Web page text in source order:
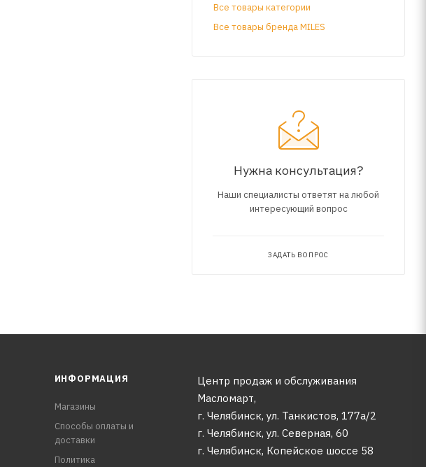
Все товары категории
Все товары бренда MILES
Нужна консультация?
Наши специалисты ответят на любой
интересующий вопрос
ЗАДАТЬ ВОПРОС
ИНФОРМАЦИЯ
Магазины
Способы оплаты и
доставки
Политика
Центр продаж и обслуживания
Масломарт,
г. Челябинск, ул. Танкистов, 177а/2
г. Челябинск, ул. Северная, 60
г. Челябинск, Копейское шоссе 58